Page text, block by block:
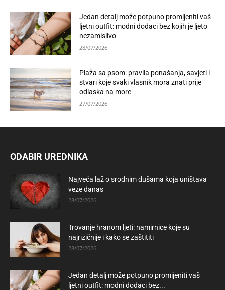
Jedan detalj može potpuno promijeniti vaš
ljetni outfit: modni dodaci bez kojih je ljeto
nezamislivo
28/07/2026
Plaža sa psom: pravila ponašanja, savjeti i
stvari koje svaki vlasnik mora znati prije
odlaska na more
27/07/2026
ODABIR UREDNIKA
Najveća laž o srodnim dušama koja uništava
veze danas
28/07/2026
Trovanje hranom ljeti: namirnice koje su
najrizičnije i kako se zaštititi
28/07/2026
Jedan detalj može potpuno promijeniti vaš
ljetni outfit: modni dodaci bez...